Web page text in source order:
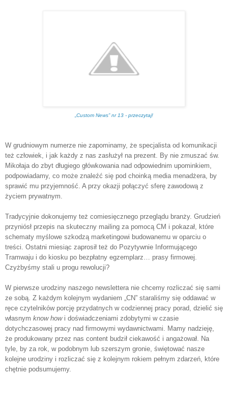
„Custom News” nr 13 - przeczytaj!
W grudniowym numerze nie zapominamy, że specjalista od komunikacji
też człowiek, i jak każdy z nas zasłużył na prezent. By nie zmuszać św.
Mikołaja do zbyt długiego główkowania nad odpowiednim upominkiem,
podpowiadamy, co może znaleźć się pod choinką media menadżera, by
sprawić mu przyjemność. A przy okazji połączyć sferę zawodową z
życiem prywatnym.
Tradycyjnie dokonujemy też comiesięcznego przeglądu branży. Grudzień
przyniósł przepis na skuteczny mailing za pomocą CM i pokazał, które
schematy myślowe szkodzą marketingowi budowanemu w oparciu o
treści. Ostatni miesiąc zaprosił też do Pozytywnie Informującego
Tramwaju i do kiosku po bezpłatny egzemplarz… prasy firmowej.
Czyżbyśmy stali u progu rewolucji?
W pierwsze urodziny naszego newslettera nie chcemy rozliczać się sami
ze sobą. Z każdym kolejnym wydaniem „CN” staraliśmy się oddawać w
ręce czytelników porcję przydatnych w codziennej pracy porad, dzielić się
własnym know howi doświadczeniami zdobytymi w czasie
dotychczasowej pracy nad firmowymi wydawnictwami. Mamy nadzieję,
że produkowany przez nas content budził ciekawość i angażował. Na
tyle, by za rok, w podobnym lub szerszym gronie, świętować nasze
kolejne urodziny i rozliczać się z kolejnym rokiem pełnym zdarzeń, które
chętnie podsumujemy.